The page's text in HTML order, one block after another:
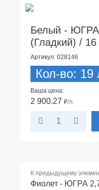
Белый - ЮГРА
(Гладкий) /
Артикул: 028146
Кол-во: 19
Ваша цена:
2 900.27 ₽/л.
К предыдущему
Фиолет - ЮГРА